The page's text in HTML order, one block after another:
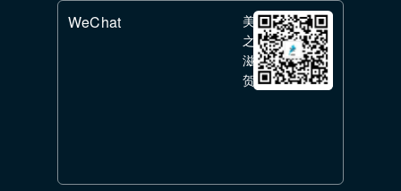
WeChat
美
之
滋
贺